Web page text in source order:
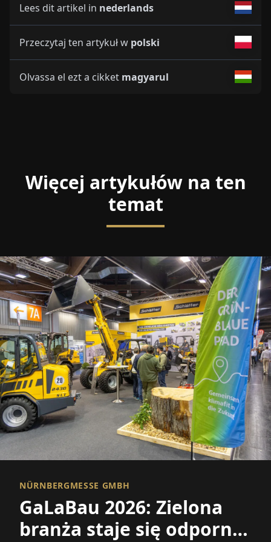
Lees dit artikel in nederlands
Przeczytaj ten artykuł w polski
Olvassa el ezt a cikket magyarul
Więcej artykułów na ten
temat
NÜRNBERGMESSE GMBH
GaLaBau 2026: Zielona
branża staje się odporna